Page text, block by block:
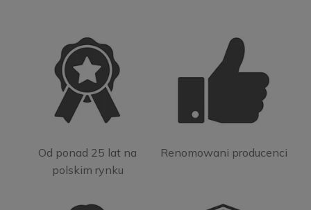
Od ponad 25 lat na
polskim rynku
Renomowani producenci